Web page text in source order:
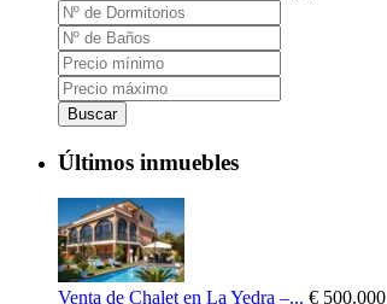
Buscar
Últimos inmuebles
Venta de Chalet en La Yedra –... € 500.000